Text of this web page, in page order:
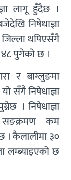
लागू हुँदैछ ।
निषेधाज्ञा
थपिएसँगै
पुगेको छ ।
र बाग्लुङमा
सँगै निषेधाज्ञा
। निषेधाज्ञा
सङक्रमण कम
। कैलालीमा ३०
लम्ब्याइएको छ